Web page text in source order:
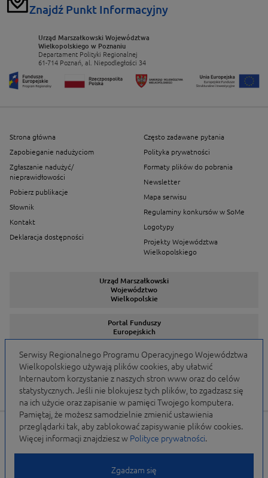
Znajdź Punkt Informacyjny
Urząd Marszałkowski Województwa
Wielkopolskiego w Poznaniu
Departament Polityki Regionalnej
61-714 Poznań, al. Niepodległości 34
Strona główna
Zapobieganie nadużyciom
Zgłaszanie nadużyć/
nieprawidłowości
Pobierz publikacje
Słownik
Kontakt
Deklaracja dostępności
Często zadawane pytania
Polityka prywatności
Formaty plików do pobrania
Newsletter
Mapa serwisu
Regulaminy konkursów w SoMe
Logotypy
Projekty Województwa
Wielkopolskiego
Urząd Marszałkowski
Województwo
Wielkopolskie
Portal Funduszy
Europejskich
Serwisy Programów
Portal finansowany przez Unię Europejską w ramach
WRPO 2007-2013 i WRPO 2014-2020 oraz budżet
Serwisy Regionalnego Programu Operacyjnego Województwa
Wielkopolskiego używają plików cookies, aby ułatwić
Internautom korzystanie z naszych stron www oraz do celów
statystycznych. Jeśli nie blokujesz tych plików, to zgadzasz się
na ich użycie oraz zapisanie w pamięci Twojego komputera.
Pamiętaj, że możesz samodzielnie zmienić ustawienia
przeglądarki tak, aby zablokować zapisywanie plików cookies.
Więcej informacji znajdziesz w Polityce prywatności.
Zgadzam się